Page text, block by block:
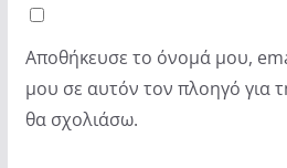
Αποθήκευσε το όνομά μου,
μου σε αυτόν τον πλοηγό για
θα σχολιάσω.